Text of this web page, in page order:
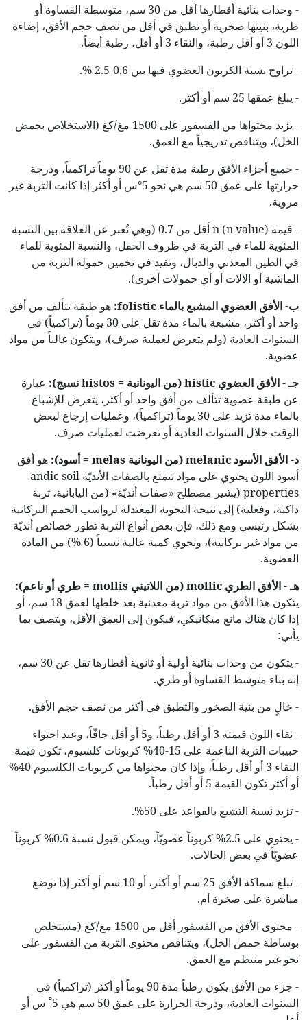
- وحدات بنائية أقطارها أقل من 30 سم، متوسطة القساوة أو
طرية، بنيتها صخرية أو تطبق في أقل من نصف حجم الأفق، إضاءة
اللون 3 أو أقل رطبة، والنقاء 3 أو أقل، رطبة أيضاً.
- تراوح نسبة الكربون العضوي فيها بين 0.6-2.5 %.
- يبلغ عمقها 25 سم أو أكثر.
- يزيد محتواها من الفسفور على 1500 مغ/كغ (الاستخلاص بحمض
الخل)، ويتناقص تدريجياً مع العمق.
- جميع أجزاء الأفق رطبة مدة تقل عن 90 يوماً تراكمياً، ودرجة
حرارتها على عمق 50 سم هي نحو 5°س أو أكثر إذا كانت التربة غير
مروية.
- قيمة n (n value) أقل من 0.7 (وهي تُعبر عن العلاقة بين النسبة
المئوية للماء في التربة في ظروف الحقل، والنسبة المئوية للماء
في الطين المعدني والدبال، وتفيد في تخمين حمولة التربة من
الماشية أو الآلات أو أي حمولات أخرى).
ب- الأفق العضوي المشبع بالماء folistic
: هو طبقة تتألف من أفق
واحد أو أكثر، مشبعة بالماء مدة تقل على 30 يوماً (تراكمياً) في
السنوات العادية (ولم يتعرض لعملية صرف)، ويتكون غالباً من مواد
عضوية.
جـ - الأفق العضوي histic
(من اليونانية =
histosنسيج)
: عبارة
عن طبقة عضوية تتألف من أفق واحد أو أكثر، يتعرض للإشباع
بالماء مدة تزيد على 30 يوماً (تراكمياً)، وعمليات إرجاع لبعض
الوقت خلال السنوات العادية أو تعرضت لعمليات صرف.
د- الأفق الأسود melanic
(من اليونانية melas = أسود): هو أفق
أسود اللون يحتوي على مواد تتمتع بالصفات الأنديّة andic soil
properties (يشير مصطلح «صفات أنديّة» (من اليابانية، تربة
داكنة، وفعلية) إلى نتيجة التجوية المعتدلة لرواسب الحمم البركانية
بشكل رئيسي ومع ذلك، فإن بعض أنواع التربة تطور خصائص أنديّة
من مواد غير بركانية)، وتحوي كمية عالية نسبياً (6 %) من المادة
العضوية.
هـ - الأفق الطري mollic
(من اللاتيني mollis = طري أو ناعم):
يتكون هذا الأفق من مواد تربة معدنية بعد خلطها لعمق 18 سم، أو
إذا كان هناك مانع ميكانيكي، فيكون إلى العمق الأقل، ويتصف بما
يأتي:
- يتكون من وحدات بنائية أولية أو ثانوية أقطارها تقل عن 30 سم،
إنه بناء متوسط القساوة أو طري.
- خالٍ من بنية الصخور والتطبق في أكثر من نصف حجم الأفق.
- نقاء اللون قيمته 3 أو أقل رطباً، و5 أو أقل جافّاً، وعند احتواء
حبيبات التربة الناعمة على 15-40% كربونات كلسيوم، تكون قيمة
النقاء 3 أو أقل رطباً، وإذا كان محتواها من كربونات الكلسيوم 40%
أو أكثر تكون القيمة 5 أو أقل رطباً.
- تزيد نسبة التشبع بالقواعد على 50%.
- يحتوي على 2.5% كربوناً عضويّاً، ويمكن قبول نسبة 0.6% كربوناً
عضويّاً في بعض الحالات.
- تبلغ سماكة الأفق 25 سم أو أكثر، أو 10 سم أو أكثر إذا توضع
مباشرة على صخرة أم.
- محتوى الأفق من الفسفور أقل من 1500 مغ/كغ (مستخلص
بوساطة حمض الخل)، ويتناقص محتوى التربة من الفسفور على
نحو غير منتظم مع العمق.
- جزء من الأفق يكون رطباً مدة 90 يوماً أو أكثر (تراكمياً) في
السنوات العادية، ودرجة الحرارة على عمق 50 سم هي 5ﹾ س أو